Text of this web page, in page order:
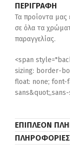
ΠΕΡΙΓΡΑΦΉ
Τα προίοντα μας
σε όλα τα
παραγγελίας.
<span
sizing: border-
float: none; font-
ΕΠΙΠΛΈΟΝ